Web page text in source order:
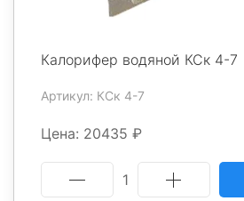
Калорифер водяной КСк 4-7
Артикул: КСк 4-7
Цена: 20435 ₽
1